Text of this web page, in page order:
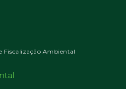
Fiscalização Ambiental